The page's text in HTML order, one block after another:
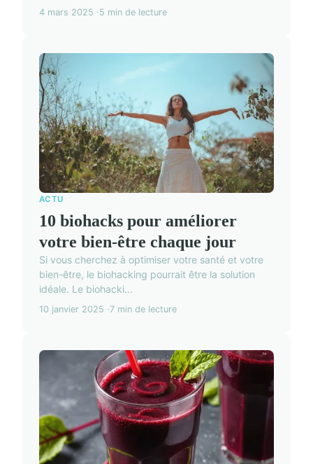
4 mars 2025 5 min de lecture
ACTU
10 biohacks pour améliorer
votre bien-être chaque jour
Si vous cherchez à optimiser votre santé et votre
bien-être, le biohacking pourrait être la solution
idéale. Le biohacki...
10 janvier 2025 7 min de lecture